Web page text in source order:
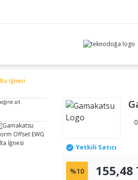
İğnesi
ait
Yetkili Satıcı
%10 155,48